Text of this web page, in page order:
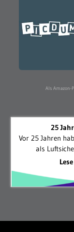
Als Amazon-
25
Vor 25 Jahren
als